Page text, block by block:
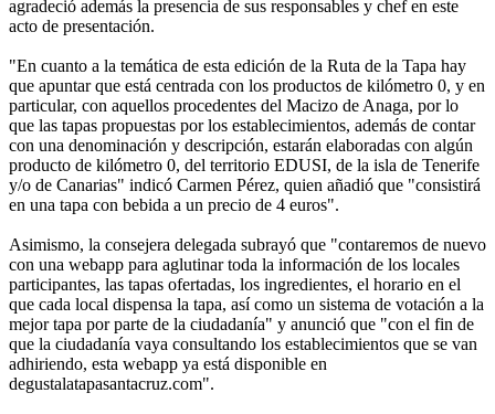
agradeció además la presencia de sus responsables y chef en este
acto de presentación.
"En cuanto a la temática de esta edición de la Ruta de la Tapa hay
que apuntar que está centrada con los productos de kilómetro 0, y en
particular, con aquellos procedentes del Macizo de Anaga, por lo
que las tapas propuestas por los establecimientos, además de contar
con una denominación y descripción, estarán elaboradas con algún
producto de kilómetro 0, del territorio EDUSI, de la isla de Tenerife
y/o de Canarias" indicó Carmen Pérez, quien añadió que "consistirá
en una tapa con bebida a un precio de 4 euros".
Asimismo, la consejera delegada subrayó que "contaremos de nuevo
con una webapp para aglutinar toda la información de los locales
participantes, las tapas ofertadas, los ingredientes, el horario en el
que cada local dispensa la tapa, así como un sistema de votación a la
mejor tapa por parte de la ciudadanía" y anunció que "con el fin de
que la ciudadanía vaya consultando los establecimientos que se van
adhiriendo, esta webapp ya está disponible en
degustalatapasantacruz.com".